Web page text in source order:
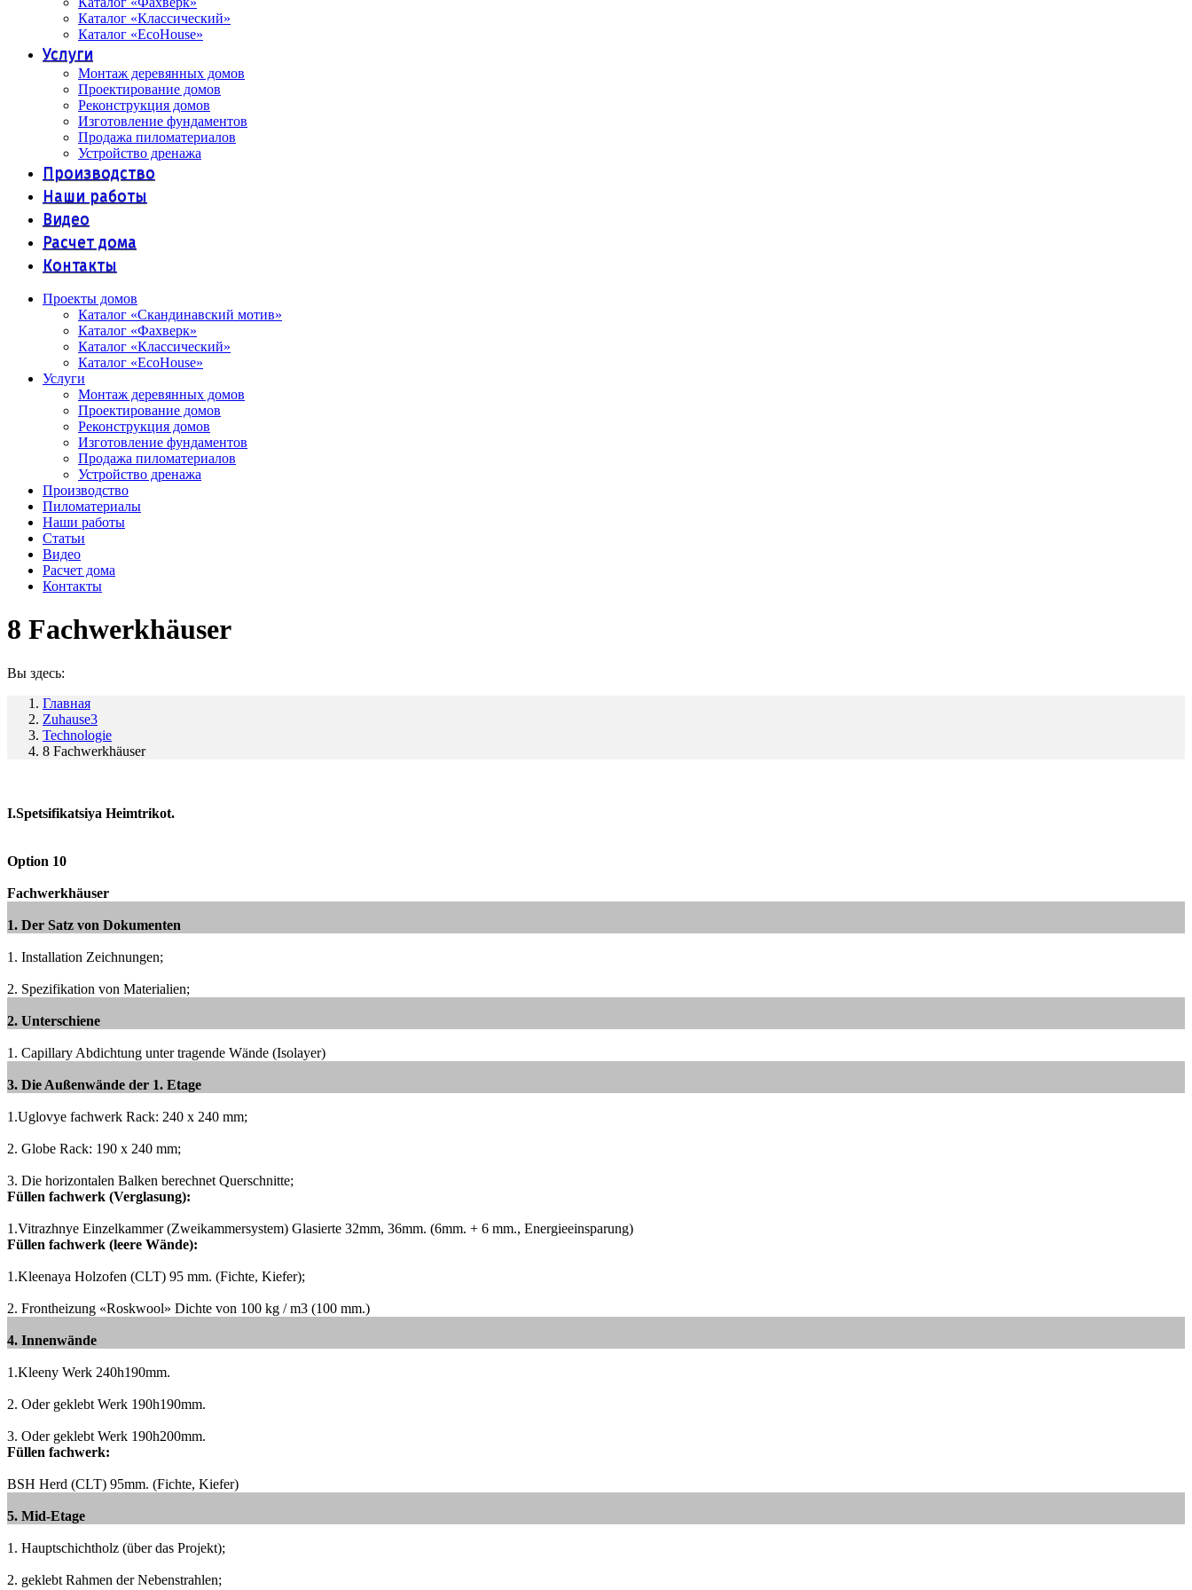
Каталог «Классический»
Каталог «EcoHouse»
Услуги
Монтаж деревянных домов
Проектирование домов
Реконструкция домов
Изготовление фундаментов
Продажа пиломатериалов
Устройство дренажа
Производство
Наши работы
Видео
Расчет дома
Контакты
Проекты домов
Каталог «Скандинавский мотив»
Каталог «Фахверк»
Каталог «Классический»
Каталог «EcoHouse»
Услуги
Монтаж деревянных домов
Проектирование домов
Реконструкция домов
Изготовление фундаментов
Продажа пиломатериалов
Устройство дренажа
Производство
Пиломатериалы
Наши работы
Статьи
Видео
Расчет дома
Контакты
8 Fachwerkhäuser
Вы здесь:
Главная
Zuhause3
Technologie
8 Fachwerkhäuser
I.Spetsifikatsiya Heimtrikot.
Option 10
Fachwerkhäuser
1. Der Satz von Dokumenten
1. Installation Zeichnungen;
2. Spezifikation von Materialien;
2. Unterschiene
1. Capillary Abdichtung unter tragende Wände (Isolayer)
3. Die Außenwände der 1. Etage
1.Uglovye fachwerk Rack: 240 x 240 mm;
2. Globe Rack: 190 x 240 mm;
3. Die horizontalen Balken berechnet Querschnitte;
Füllen fachwerk (Verglasung):
1.Vitrazhnye Einzelkammer (Zweikammersystem) Glasierte 32mm, 36mm. (6mm. + 6 mm., Energieeinsparung)
Füllen fachwerk (leere Wände):
1.Kleenaya Holzofen (CLT) 95 mm. (Fichte, Kiefer);
2. Frontheizung «Roskwool» Dichte von 100 kg / m3 (100 mm.)
4. Innenwände
1.Kleeny Werk 240h190mm.
2. Oder geklebt Werk 190h190mm.
3. Oder geklebt Werk 190h200mm.
Füllen fachwerk:
BSH Herd (CLT) 95mm. (Fichte, Kiefer)
5. Mid-Etage
1. Hauptschichtholz (über das Projekt);
2. geklebt Rahmen der Nebenstrahlen;